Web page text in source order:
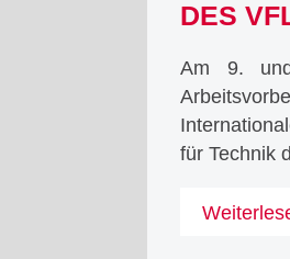
DES
Am 9.
für Technik